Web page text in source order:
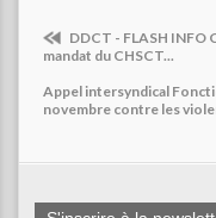
DDCT - FLASH INFO
mandat du CHSCT...
Appel intersyndical
novembre contre les